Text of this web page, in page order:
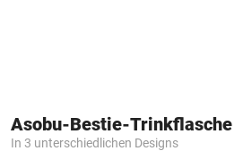
Asobu-Bestie-Trinkflasche
In 3 unterschiedlichen Designs